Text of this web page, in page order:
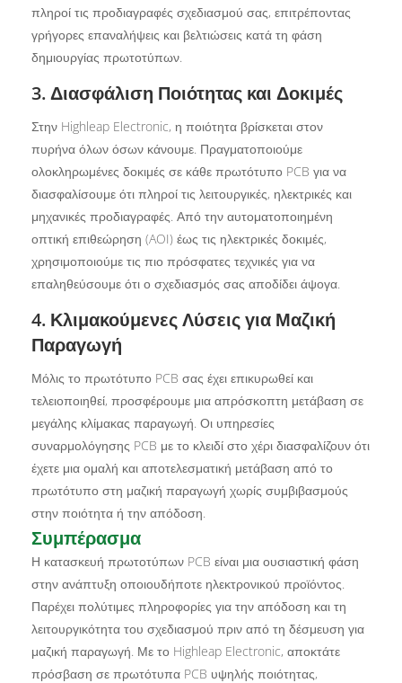
πληροί τις προδιαγραφές σχεδιασμού σας, επιτρέποντας
γρήγορες επαναλήψεις και βελτιώσεις κατά τη φάση
δημιουργίας πρωτοτύπων.
3. Διασφάλιση Ποιότητας και Δοκιμές
Στην Highleap Electronic, η ποιότητα βρίσκεται στον
πυρήνα όλων όσων κάνουμε. Πραγματοποιούμε
ολοκληρωμένες δοκιμές σε κάθε πρωτότυπο PCB για να
διασφαλίσουμε ότι πληροί τις λειτουργικές, ηλεκτρικές και
μηχανικές προδιαγραφές. Από την αυτοματοποιημένη
οπτική επιθεώρηση (AOI) έως τις ηλεκτρικές δοκιμές,
χρησιμοποιούμε τις πιο πρόσφατες τεχνικές για να
επαληθεύσουμε ότι ο σχεδιασμός σας αποδίδει άψογα.
4. Κλιμακούμενες Λύσεις για Μαζική
Παραγωγή
Μόλις το πρωτότυπο PCB σας έχει επικυρωθεί και
τελειοποιηθεί, προσφέρουμε μια απρόσκοπτη μετάβαση σε
μεγάλης κλίμακας παραγωγή. Οι υπηρεσίες
συναρμολόγησης PCB με το κλειδί στο χέρι διασφαλίζουν ότι
έχετε μια ομαλή και αποτελεσματική μετάβαση από το
πρωτότυπο στη μαζική παραγωγή χωρίς συμβιβασμούς
στην ποιότητα ή την απόδοση.
Συμπέρασμα
Η κατασκευή πρωτοτύπων PCB είναι μια ουσιαστική φάση
στην ανάπτυξη οποιουδήποτε ηλεκτρονικού προϊόντος.
Παρέχει πολύτιμες πληροφορίες για την απόδοση και τη
λειτουργικότητα του σχεδιασμού πριν από τη δέσμευση για
μαζική παραγωγή. Με το Highleap Electronic, αποκτάτε
πρόσβαση σε πρωτότυπα PCB υψηλής ποιότητας,